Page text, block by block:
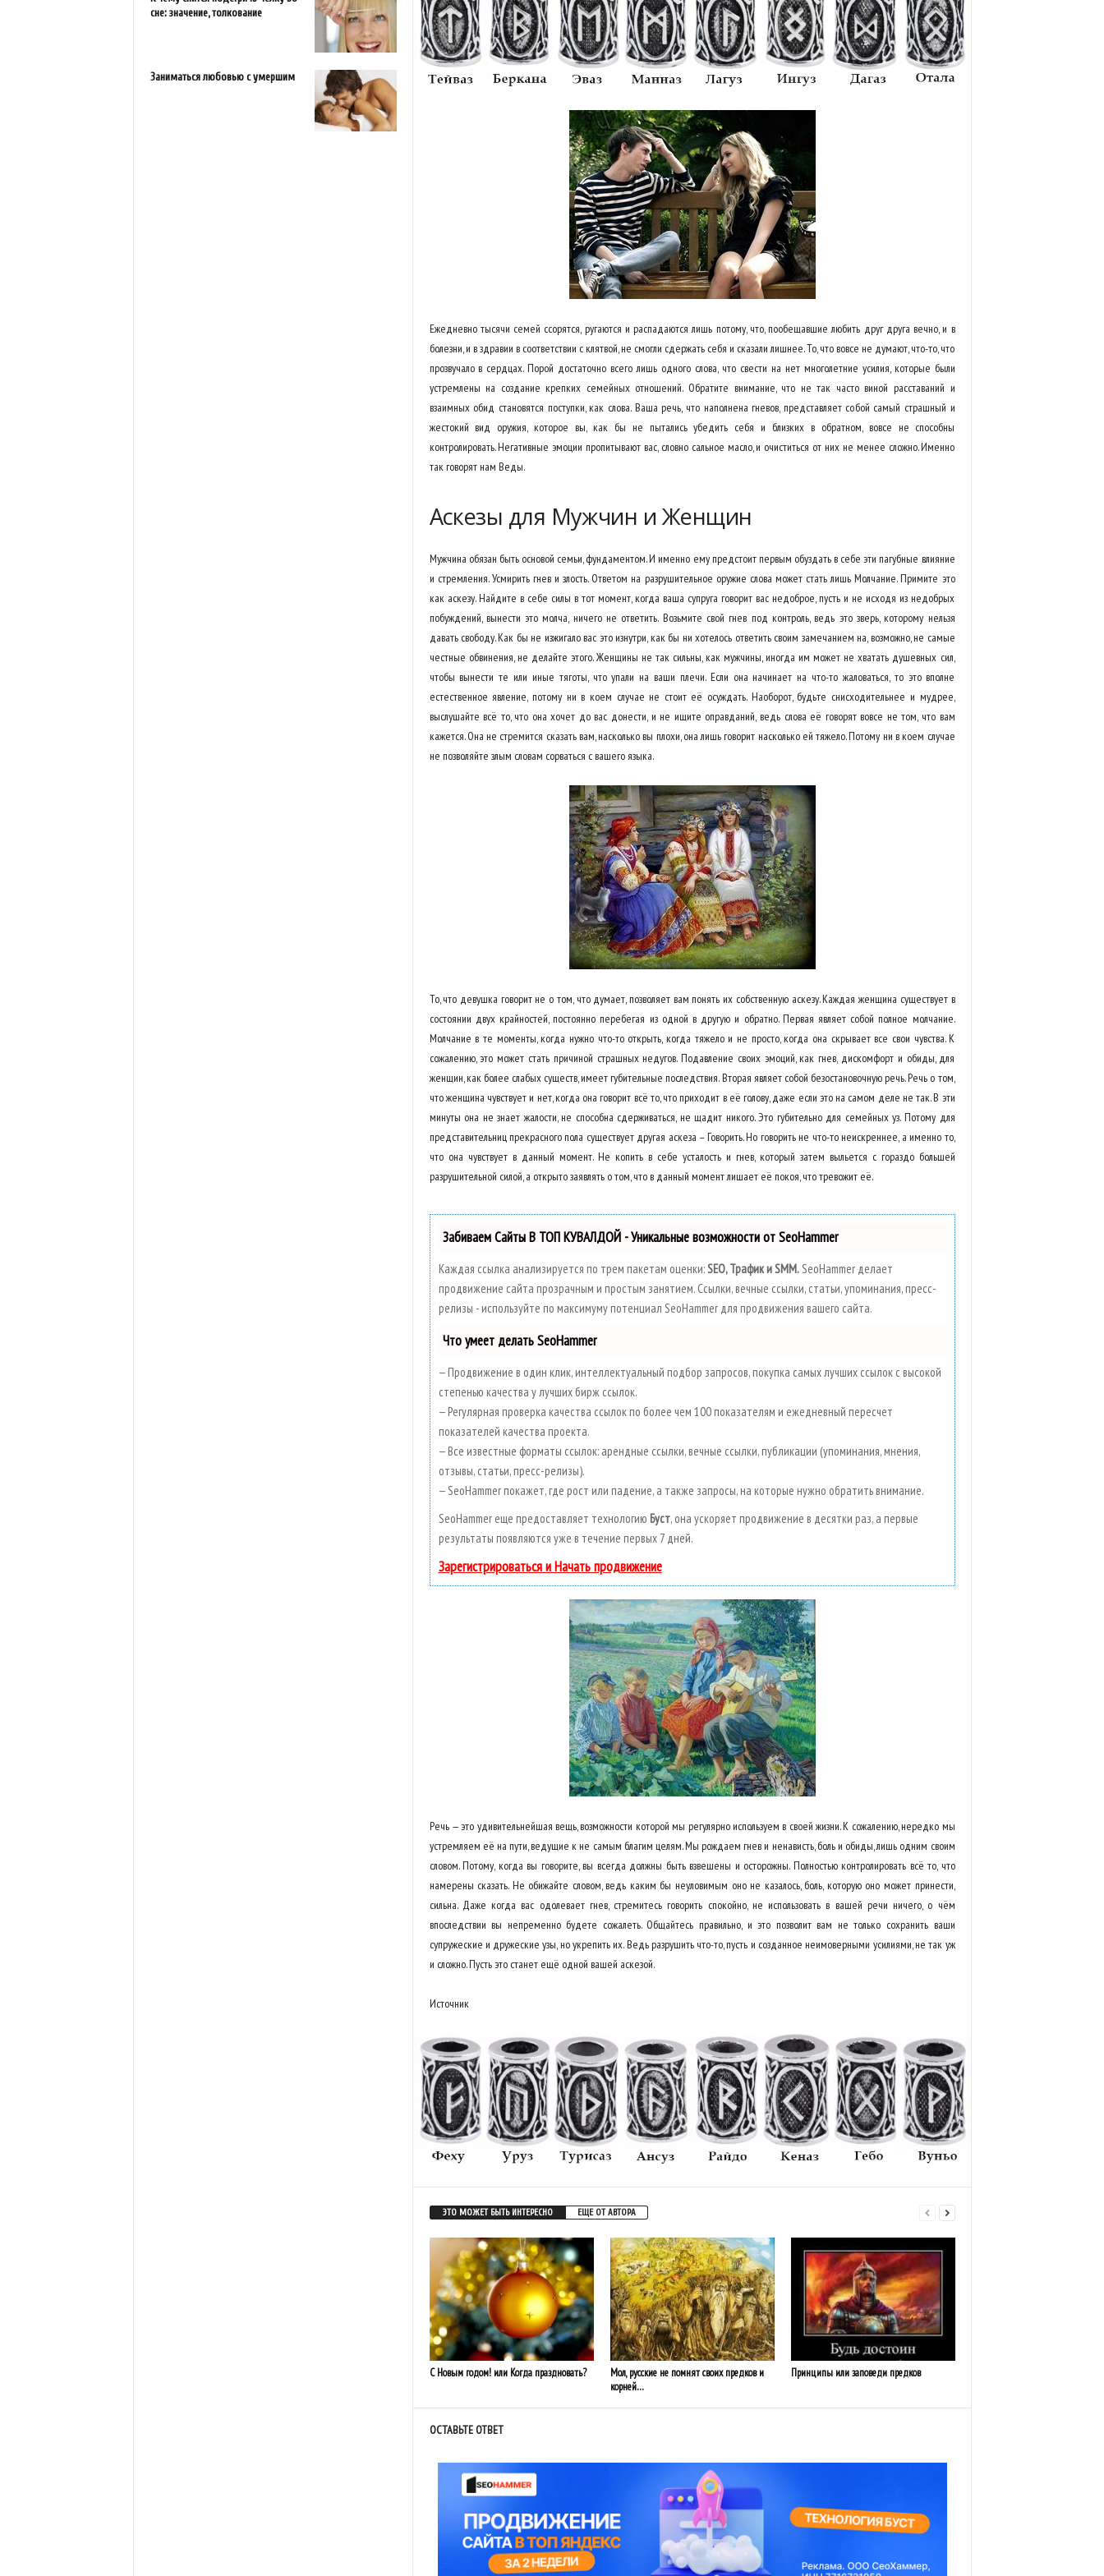
Ежедневно тысячи семей ссорятся, ругаются и распадаются лишь потому, что, пообещавшие любить друг друга вечно, и в
болезни, и в здравии в соответствии с клятвой, не смогли сдержать себя и сказали лишнее. То, что вовсе не думают, что-то, что
прозвучало в сердцах. Порой достаточно всего лишь одного слова, что свести на нет многолетние усилия, которые были
устремлены на создание крепких семейных отношений. Обратите внимание, что не так часто виной расставаний и
взаимных обид становятся поступки, как слова. Ваша речь, что наполнена гневов, представляет собой самый страшный и
жестокий вид оружия, которое вы, как бы не пытались убедить себя и близких в обратном, вовсе не способны
контролировать. Негативные эмоции пропитывают вас, словно сальное масло, и очиститься от них не менее сложно. Именно
так говорят нам Веды.
Аскезы для Мужчин и Женщин
Мужчина обязан быть основой семьи, фундаментом. И именно ему предстоит первым обуздать в себе эти пагубные влияние
и стремления. Усмирить гнев и злость. Ответом на разрушительное оружие слова может стать лишь Молчание. Примите это
как аскезу. Найдите в себе силы в тот момент, когда ваша супруга говорит вас недоброе, пусть и не исходя из недобрых
побуждений, вынести это молча, ничего не ответить. Возьмите свой гнев под контроль, ведь это зверь, которому нельзя
давать свободу. Как бы не изжигало вас это изнутри, как бы ни хотелось ответить своим замечанием на, возможно, не самые
честные обвинения, не делайте этого. Женщины не так сильны, как мужчины, иногда им может не хватать душевных сил,
чтобы вынести те или иные тяготы, что упали на ваши плечи. Если она начинает на что-то жаловаться, то это вполне
естественное явление, потому ни в коем случае не стоит её осуждать. Наоборот, будьте снисходительнее и мудрее,
выслушайте всё то, что она хочет до вас донести, и не ищите оправданий, ведь слова её говорят вовсе не том, что вам
кажется. Она не стремится сказать вам, насколько вы плохи, она лишь говорит насколько ей тяжело. Потому ни в коем случае
не позволяйте злым словам сорваться с вашего языка.
То, что девушка говорит не о том, что думает, позволяет вам понять их собственную аскезу. Каждая женщина существует в
состоянии двух крайностей, постоянно перебегая из одной в другую и обратно. Первая являет собой полное молчание.
Молчание в те моменты, когда нужно что-то открыть, когда тяжело и не просто, когда она скрывает все свои чувства. К
сожалению, это может стать причиной страшных недугов. Подавление своих эмоций, как гнев, дискомфорт и обиды, для
женщин, как более слабых существ, имеет губительные последствия. Вторая являет собой безостановочную речь. Речь о том,
что женщина чувствует и нет, когда она говорит всё то, что приходит в её голову, даже если это на самом деле не так. В эти
минуты она не знает жалости, не способна сдерживаться, не щадит никого. Это губительно для семейных уз. Потому для
представительниц прекрасного пола существует другая аскеза – Говорить. Но говорить не что-то неискреннее, а именно то,
что она чувствует в данный момент. Не копить в себе усталость и гнев, который затем выльется с гораздо большей
разрушительной силой, а открыто заявлять о том, что в данный момент лишает её покоя, что тревожит её.
Забиваем Сайты В ТОП КУВАЛДОЙ - Уникальные возможности от SeoHammer
Каждая ссылка анализируется по трем пакетам оценки:SEO, Трафик и SMM.SeoHammer делает
продвижение сайта прозрачным и простым занятием. Ссылки, вечные ссылки, статьи, упоминания, пресс-
релизы - используйте по максимуму потенциал SeoHammer для продвижения вашего сайта.
Что умеет делать SeoHammer
— Продвижение в один клик, интеллектуальный подбор запросов, покупка самых лучших ссылок с высокой
степенью качества у лучших бирж ссылок.
— Регулярная проверка качества ссылок по более чем 100 показателям и ежедневный пересчет
показателей качества проекта.
— Все известные форматы ссылок: арендные ссылки, вечные ссылки, публикации (упоминания, мнения,
отзывы, статьи, пресс-релизы).
— SeoHammer покажет, где рост или падение, а также запросы, на которые нужно обратить внимание.
SeoHammer еще предоставляет технологию Буст, она ускоряет продвижение в десятки раз, а первые
результаты появляются уже в течение первых 7 дней.
Зарегистрироваться и Начать продвижение
Речь — это удивительнейшая вещь, возможности которой мы регулярно используем в своей жизни. К сожалению, нередко мы
устремляем её на пути, ведущие к не самым благим целям. Мы рождаем гнев и ненависть, боль и обиды, лишь одним своим
словом. Потому, когда вы говорите, вы всегда должны быть взвешены и осторожны. Полностью контролировать всё то, что
намерены сказать. Не обижайте словом, ведь каким бы неуловимым оно не казалось, боль, которую оно может принести,
сильна. Даже когда вас одолевает гнев, стремитесь говорить спокойно, не использовать в вашей речи ничего, о чём
впоследствии вы непременно будете сожалеть. Общайтесь правильно, и это позволит вам не только сохранить ваши
супружеские и дружеские узы, но укрепить их. Ведь разрушить что-то, пусть и созданное неимоверными усилиями, не так уж
и сложно. Пусть это станет ещё одной вашей аскезой.
Источник
ЭТО МОЖЕТ БЫТЬ ИНТЕРЕСНО ЕЩЕ ОТ АВТОРА
С Новым годом! или Когда праздновать?
Мол, русские не помнят своих предков и
корней…
Принципы или заповеди предков
ОСТАВЬТЕ ОТВЕТ
сне: значение, толкование
Заниматься любовью с умершим